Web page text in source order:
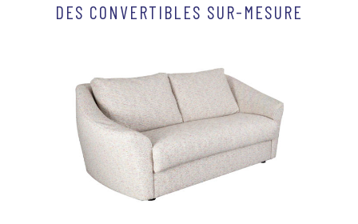
DES CONVERTIBLES SUR-MESURE